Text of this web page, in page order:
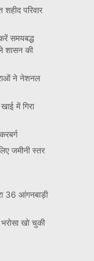
शहीद परिवार
समयबद्ध
शासन की
ने नेशनल
में गिरा
जमीनी स्तर
36 आंगनबाड़ी
खो चुकी